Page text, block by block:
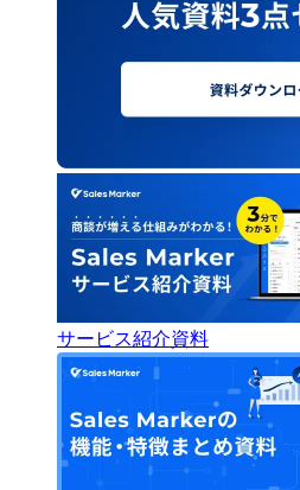
サービス紹介資料